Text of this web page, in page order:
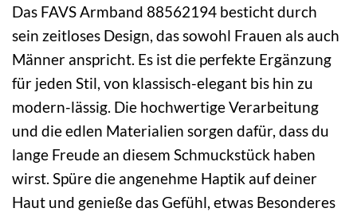
Das FAVS Armband 88562194 besticht durch
sein zeitloses Design, das sowohl Frauen als auch
Männer anspricht. Es ist die perfekte Ergänzung
für jeden Stil, von klassisch-elegant bis hin zu
modern-lässig. Die hochwertige Verarbeitung
und die edlen Materialien sorgen dafür, dass du
lange Freude an diesem Schmuckstück haben
wirst. Spüre die angenehme Haptik auf deiner
Haut und genieße das Gefühl, etwas Besonderes